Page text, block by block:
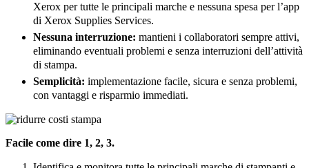
Xerox per tutte le principali marche e nessuna spesa per l’app
di Xerox Supplies Services.
Nessuna interruzione: mantieni i collaboratori sempre attivi,
eliminando eventuali problemi e senza interruzioni dell’attività
di stampa.
Semplicità: implementazione facile, sicura e senza problemi,
con vantaggi e risparmio immediati.
Facile come dire 1, 2, 3.